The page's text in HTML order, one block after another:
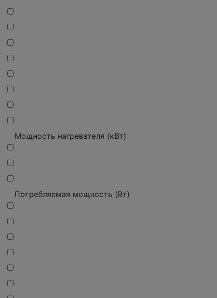
Мощность нагревателя (кВт)
Потребляемая мощность (Вт)